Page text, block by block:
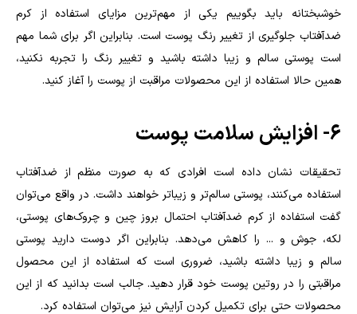
خوشبختانه باید بگوییم یکی از مهم‌ترین مزایای استفاده از کرم
ضدآفتاب جلوگیری از تغییر رنگ پوست است. بنابراین اگر برای شما مهم
است پوستی سالم و زیبا داشته باشید و تغییر رنگ را تجربه نکنید،
همین حالا استفاده از این محصولات مراقبت از پوست را آغاز کنید.
۶- افزایش سلامت پوست
تحقیقات نشان داده است افرادی که به صورت منظم از ضدآفتاب
استفاده می‌کنند، پوستی سالم‌تر و زیباتر خواهند داشت. در واقع می‌توان
گفت استفاده از کرم ضدآفتاب احتمال بروز چین و چروک‌های پوستی،
لکه، جوش و ... را کاهش می‌دهد. بنابراین اگر دوست دارید پوستی
سالم و زیبا داشته باشید، ضروری است که استفاده از این محصول
مراقبتی را در روتین پوست خود قرار دهید. جالب است بدانید که از این
محصولات حتی برای تکمیل کردن آرایش نیز می‌توان استفاده کرد.